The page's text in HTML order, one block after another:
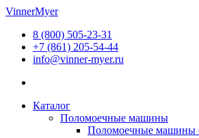
Перейти
содержимому
VinnerMyer
8 (800) 505-23-31
+7 (861) 205-54-44
info@vinner-myer.ru
Каталог
Поломоечные машины
Поломоечные машины